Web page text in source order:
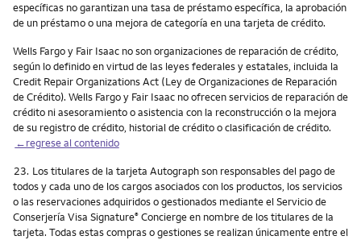
específicas no garantizan una tasa de préstamo específica, la aprobación
de un préstamo o una mejora de categoría en una tarjeta de crédito.
Wells Fargo y Fair Isaac no son organizaciones de reparación de crédito,
según lo definido en virtud de las leyes federales y estatales, incluida la
Credit Repair Organizations Act (Ley de Organizaciones de Reparación
de Crédito). Wells Fargo y Fair Isaac no ofrecen servicios de reparación de
crédito ni asesoramiento o asistencia con la reconstrucción o la mejora
de su registro de crédito, historial de crédito o clasificación de crédito.
←regrese al contenido
Nota
23. Los titulares de la tarjeta Autograph son responsables del pago de
todos y cada uno de los cargos asociados con los productos, los servicios
o las reservaciones adquiridos o gestionados mediante el Servicio de
Conserjería Visa Signature® Concierge en nombre de los titulares de la
tarjeta. Todas estas compras o gestiones se realizan únicamente entre el